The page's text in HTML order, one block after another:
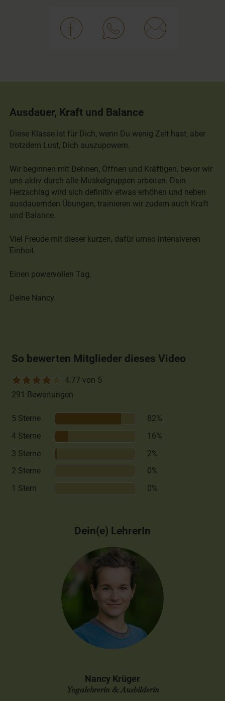
Ausdauer, Kraft und Balance
Diese Klasse ist für Dich, wenn Du wenig Zeit hast, aber
trotzdem Lust, Dich auszupowern.
Wir beginnen mit Dehnen, Öffnen und Kräftigen, bevor wir
uns aktiv durch alle Muskelgruppen arbeiten. Dein
Herzschlag wird sich definitiv etwas erhöhen und neben
ausdauernden Übungen, trainieren wir zudem auch Kraft
und Balance.
Viel Freude mit dieser kurzen, dafür umso intensiveren
Einheit.
Einen powervollen Tag,
Deine Nancy
So bewerten Mitglieder dieses Video
4.77 von 5
291 Bewertungen
5 Sterne
82%
4 Sterne
16%
3 Sterne
2%
2 Sterne
0%
1 Stern
0%
Dein(e) LehrerIn
Nancy Krüger
Yogalehrerin & Ausbilderin